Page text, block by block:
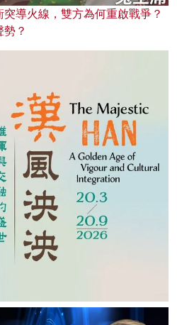
導火線，雙方為何重啟戰爭？
？